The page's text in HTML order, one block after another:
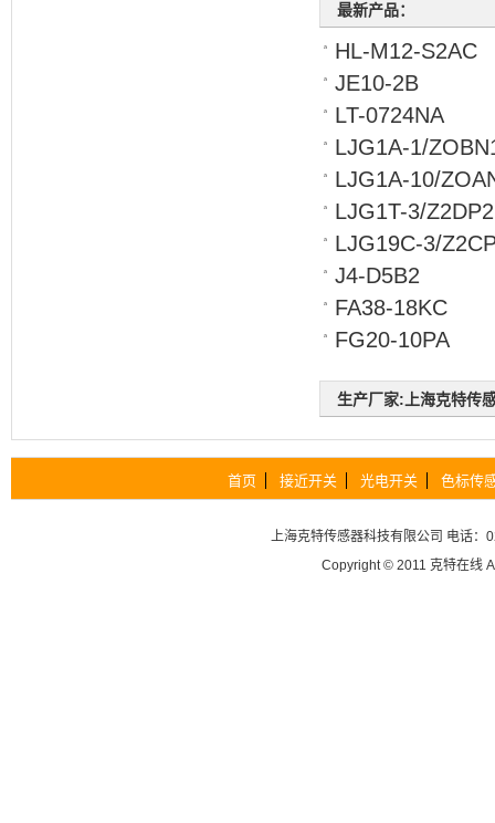
最新产品：
HL-M12-S2AC
JE10-2B
LT-0724NA
LJG1A-1/
LJG1A-10/
LJG1T-3/Z2DP2
LJG19C-3/
J4-D5B2
FA38-18KC
FG20-10PA
生产厂家:上海克特传
首页 接近开关 光电开关 色标传
上海克特传感器科技有限公司 电话：
Copyright © 2011 克特在线